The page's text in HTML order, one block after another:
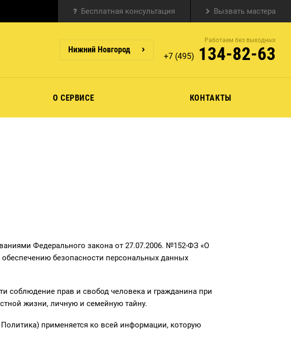
Бесплатная консультация Вызвать мастера
Нижний Новгород
Работаем без выходных
+7 (495) 134-82-63
О СЕРВИСЕ КОНТАКТЫ
Федерального закона от 27.07.2006. №152-ФЗ «О
безопасности персональных данных
соблюдение прав и свобод человека и гражданина при
жизни, личную и семейную тайну.
применяется ко всей информации, которую